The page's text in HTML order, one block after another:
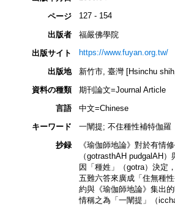
ページ 127 - 154
出版者
福嚴佛學院
出版サイト
https://www.fuyan.org.tw/
出版地
新竹市, 臺灣 [Hsinchu
資料の種類
期刊論文=Journal Article
言語
中文=Chinese
キーワード
一闡提; 不住種性補特伽羅
抄録
《瑜伽師地論》對於有情
（gotrasthAH pudgalAH
因「種姓」（gotra）決定
五難六答來廣成「住無種
約與《瑜伽師地論》集出
情稱之為「一闡提」（